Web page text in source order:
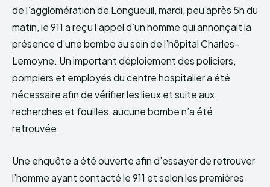
de l’agglomération de Longueuil, mardi, peu après 5h du
matin, le 911 a reçu l’appel d’un homme qui annonçait la
présence d’une bombe au sein de l’hôpital Charles-
Lemoyne. Un important déploiement des policiers,
pompiers et employés du centre hospitalier a été
nécessaire afin de vérifier les lieux et suite aux
recherches et fouilles, aucune bombe n’a été
retrouvée.
Une enquête a été ouverte afin d’essayer de retrouver
l’homme ayant contacté le 911 et selon les premières